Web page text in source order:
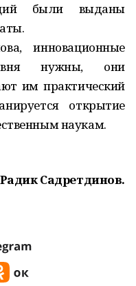
были выданы
инновационные
нужны, они
им практический
открытие
наукам.
Радик Садретдинов.